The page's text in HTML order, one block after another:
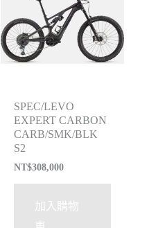
SPEC/LEVO
EXPERT CARBON
CARB/SMK/BLK
S2
NT$308,000
加入購物